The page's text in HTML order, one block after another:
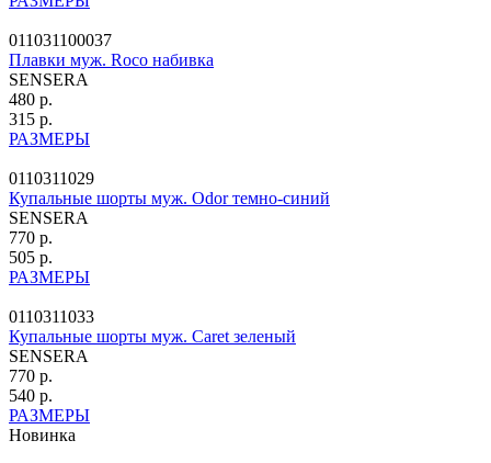
011031100037
Плавки муж. Roco набивка
SENSERA
480 р.
315 р.
РАЗМЕРЫ
0110311029
Купальные шорты муж. Odor темно-синий
SENSERA
770 р.
505 р.
РАЗМЕРЫ
0110311033
Купальные шорты муж. Caret зеленый
SENSERA
770 р.
540 р.
РАЗМЕРЫ
Новинка